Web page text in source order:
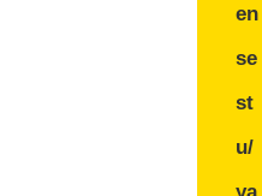
en
se
st
u/